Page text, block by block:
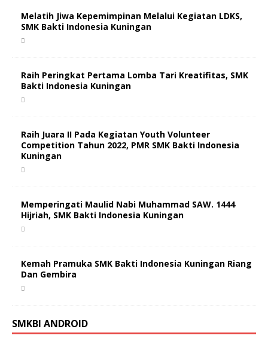
Melatih Jiwa Kepemimpinan Melalui Kegiatan LDKS,
SMK Bakti Indonesia Kuningan
Raih Peringkat Pertama Lomba Tari Kreatifitas, SMK
Bakti Indonesia Kuningan
Raih Juara II Pada Kegiatan Youth Volunteer
Competition Tahun 2022, PMR SMK Bakti Indonesia
Kuningan
Memperingati Maulid Nabi Muhammad SAW. 1444
Hijriah, SMK Bakti Indonesia Kuningan
Kemah Pramuka SMK Bakti Indonesia Kuningan Riang
Dan Gembira
SMKBI ANDROID